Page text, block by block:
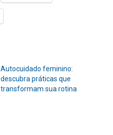
Autocuidado feminino:
descubra práticas que
transformam sua rotina